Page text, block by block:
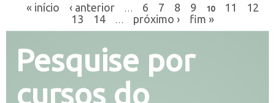
« início
‹ anterior 6 7 8 9 10 11
12
13
14 próximo › fim »
Pesquise por
cursos do